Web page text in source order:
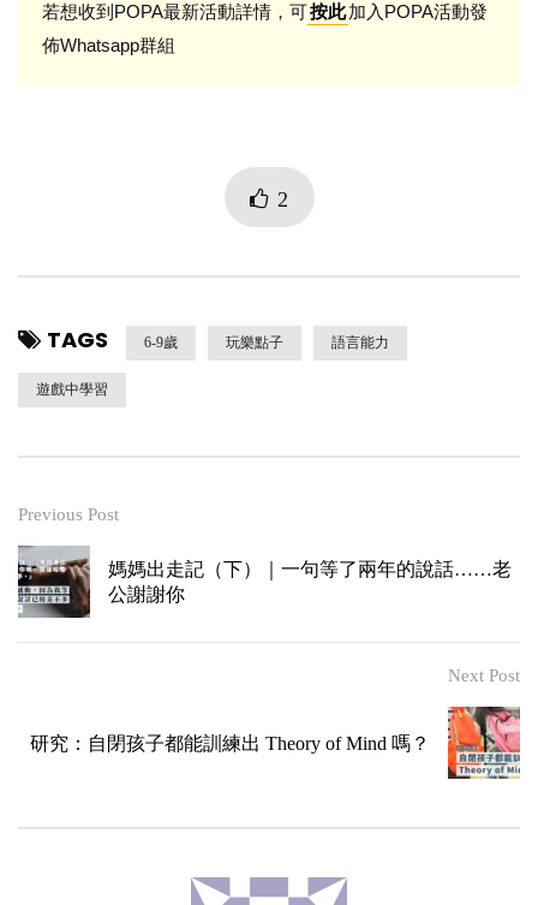
若想收到POPA最新活動詳情，可按此加入POPA活動發
佈Whatsapp群組
2
TAGS 6-9歲 玩樂點子 語言能力
遊戲中學習
Previous Post
媽媽出走記（下）｜一句等了兩年的說話……老
公謝謝你
Next Post
研究：自閉孩子都能訓練出 Theory of Mind 嗎？